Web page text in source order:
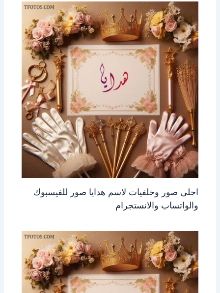
احلى صور وخلفيات لاسم هدايا صور للفيسبوك
والواتساب والانستجرام